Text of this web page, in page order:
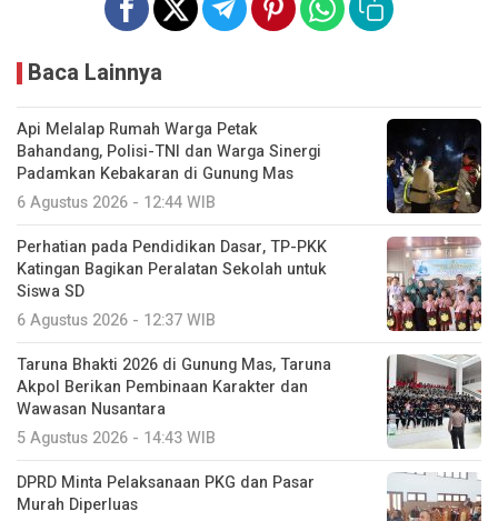
Baca Lainnya
Api Melalap Rumah Warga Petak
Bahandang, Polisi-TNI dan Warga Sinergi
Padamkan Kebakaran di Gunung Mas
6 Agustus 2026 - 12:44 WIB
Perhatian pada Pendidikan Dasar, TP-PKK
Katingan Bagikan Peralatan Sekolah untuk
Siswa SD
6 Agustus 2026 - 12:37 WIB
Taruna Bhakti 2026 di Gunung Mas, Taruna
Akpol Berikan Pembinaan Karakter dan
Wawasan Nusantara
5 Agustus 2026 - 14:43 WIB
DPRD Minta Pelaksanaan PKG dan Pasar
Murah Diperluas